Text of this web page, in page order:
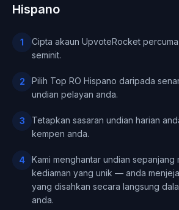
Hispano
1
Cipta akaun UpvoteRocket
seminit.
2
Pilih Top RO Hispano daripada
undian pelayan anda.
3
Tetapkan sasaran undian harian
kempen anda.
4
Kami menghantar undian sepanjang
kediaman yang unik — anda
yang disahkan secara langsung
anda.